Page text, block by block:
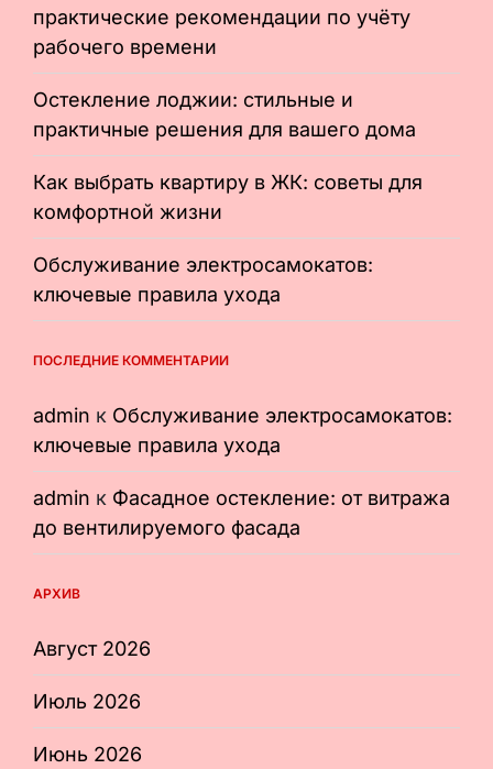
практические рекомендации по учёту
рабочего времени
Остекление лоджии: стильные и
практичные решения для вашего дома
Как выбрать квартиру в ЖК: советы для
комфортной жизни
Обслуживание электросамокатов:
ключевые правила ухода
ПОСЛЕДНИЕ КОММЕНТАРИИ
admin к Обслуживание электросамокатов:
ключевые правила ухода
admin к Фасадное остекление: от витража
до вентилируемого фасада
АРХИВ
Август 2026
Июль 2026
Июнь 2026